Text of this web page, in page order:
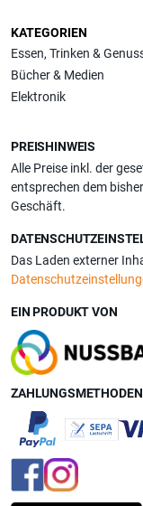
KATEGORIEN
Essen, Trinken &
Bücher & Medien
Elektronik
PREISHINWEIS
Alle Preise inkl. der
entsprechen dem
Geschäft.
Das Laden externer
EIN PRODUKT VON
ZAHLUNGSMETHODEN